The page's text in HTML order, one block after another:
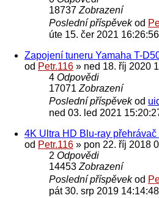
18737 Zobrazení
Poslední příspěvekod
úte 15. čer 2021 16:26:56
Zapojení tuneru Yamaha T-
od Petr.116 » ned 18. říj 2020
4 Odpovědi
17071 Zobrazení
Poslední příspěvekod
ned 03. led 2021
4K Ultra HD Blu-ray
od Petr.116 » pon 22. říj 2018
2 Odpovědi
14453 Zobrazení
Poslední příspěvekod
pát 30. srp 2019 14:14:48